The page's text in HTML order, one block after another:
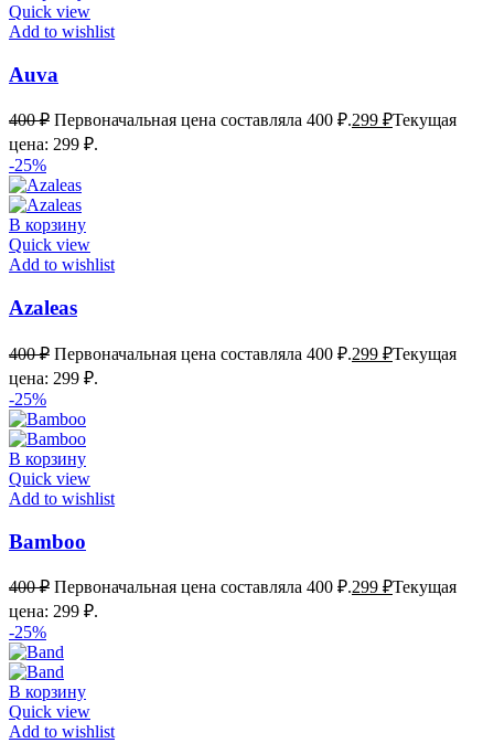
Quick view
Add to wishlist
Auva
400₽ Первоначальная цена составляла 400 ₽.299 ₽Текущая
цена: 299 ₽.
-25%
В корзину
Quick view
Add to wishlist
Azaleas
400₽ Первоначальная цена составляла 400 ₽.299 ₽Текущая
цена: 299 ₽.
-25%
В корзину
Quick view
Add to wishlist
Bamboo
400₽ Первоначальная цена составляла 400 ₽.299 ₽Текущая
цена: 299 ₽.
-25%
В корзину
Quick view
Add to wishlist